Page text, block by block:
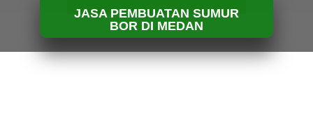
JASA PEMBUATAN SUMUR
BOR DI MEDAN